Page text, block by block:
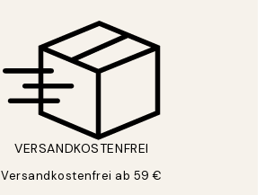
VERSANDKOSTENFREI
Versandkostenfrei ab 59 €